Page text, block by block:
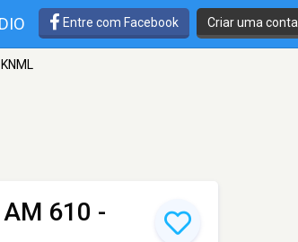
Entre com Facebook Criar uma conta
610 -